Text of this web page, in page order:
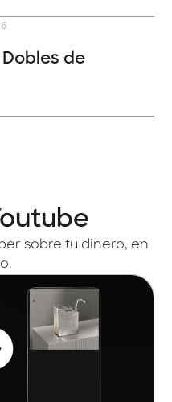
información
y evitar enlaces
de
sobre tu dinero, en